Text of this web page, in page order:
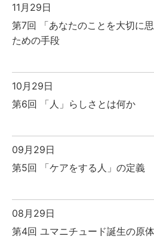
11月29日
第7回 「あなたのことを大切に
ための手段
10月29日
第6回 「人」らしさとは何か
09月29日
第5回 「ケアをする人」の定義
08月29日
第4回 ユマニチュード誕生の原